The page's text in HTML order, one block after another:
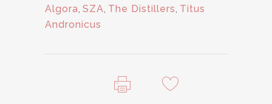
Algora, SZA, The Distillers, Titus
Andronicus